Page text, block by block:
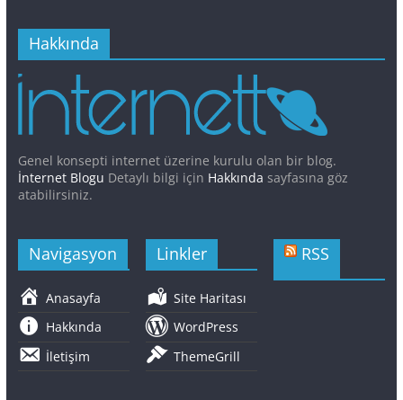
Hakkında
Genel konsepti internet üzerine kurulu olan bir blog.
İnternet Blogu Detaylı bilgi için Hakkında sayfasına göz
atabilirsiniz.
Navigasyon
Anasayfa
Hakkında
İletişim
Linkler
Site Haritası
WordPress
ThemeGrill
RSS